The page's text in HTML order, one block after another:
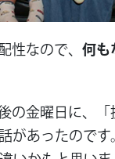
性なので、 何も
金曜日に、
があったのです